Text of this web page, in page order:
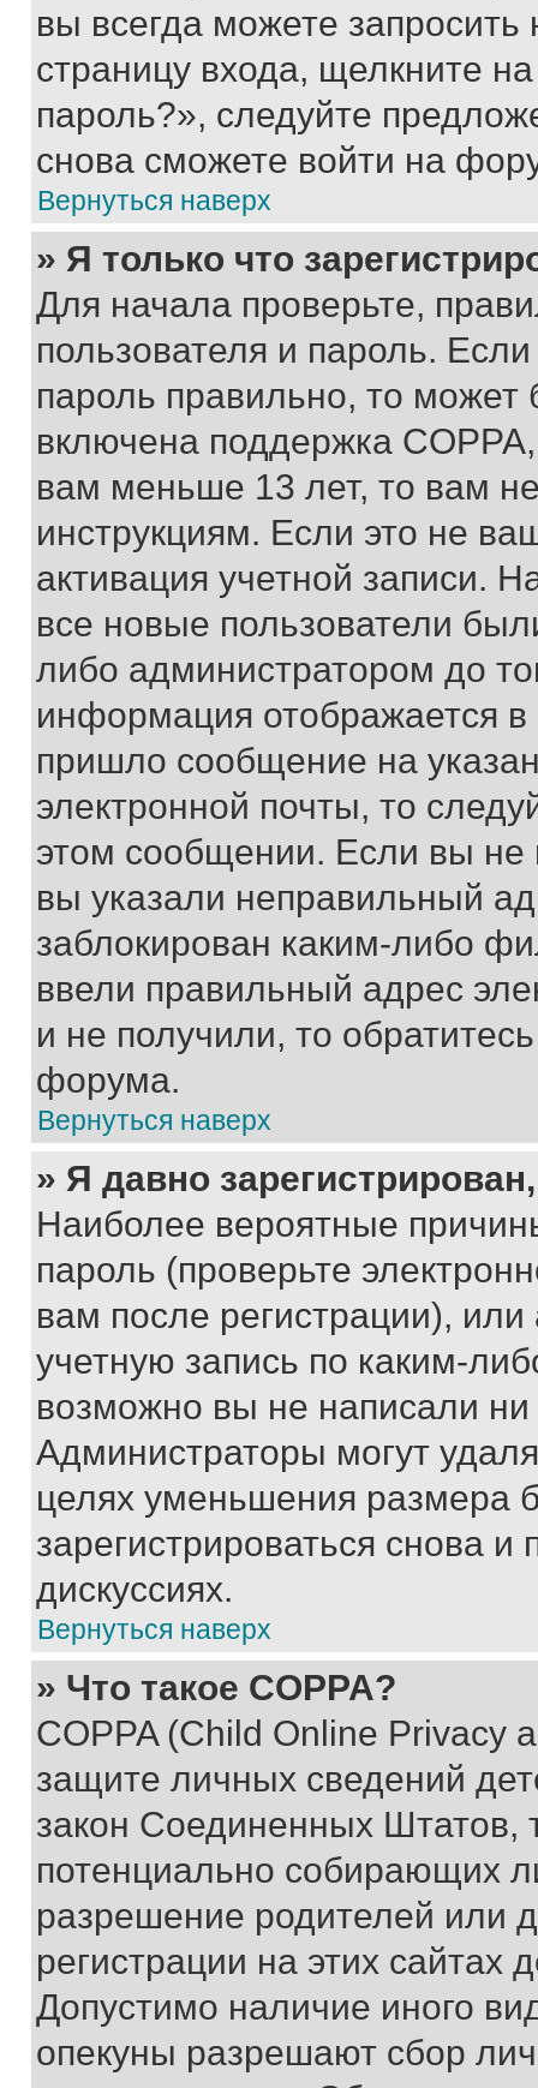
вы всегда можете
страницу входа, щелкните
пароль?», следуйте
снова сможете войти на
Вернуться наверх
» Я только что
Для начала проверьте,
пользователя и пароль.
пароль правильно, то может
включена поддержка
вам меньше 13 лет, то вам
инструкциям. Если это не
активация учетной записи.
все новые пользователи
либо администратором до
информация отображается
пришло сообщение на
электронной почты, то
этом сообщении. Если вы
вы указали неправильный
заблокирован каким-либо
ввели правильный адрес
и не получили, то
форума.
Вернуться наверх
» Я давно
Наиболее вероятные
пароль (проверьте
вам после регистрации),
учетную запись по каким-
возможно вы не написали
Администраторы могут
целях уменьшения размера
зарегистрироваться снова и
дискуссиях.
Вернуться наверх
» Что такое COPPA?
COPPA (Child Online Privacy
защите личных сведений
закон Соединенных Штатов,
потенциально собирающих
разрешение родителей или
регистрации на этих сайтах
Допустимо наличие иного
опекуны разрешают сбор